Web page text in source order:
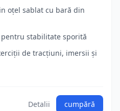
oțel sablat cu bară din
stabilitate sporită
de tracțiuni, imersii și
Detalii cumpără